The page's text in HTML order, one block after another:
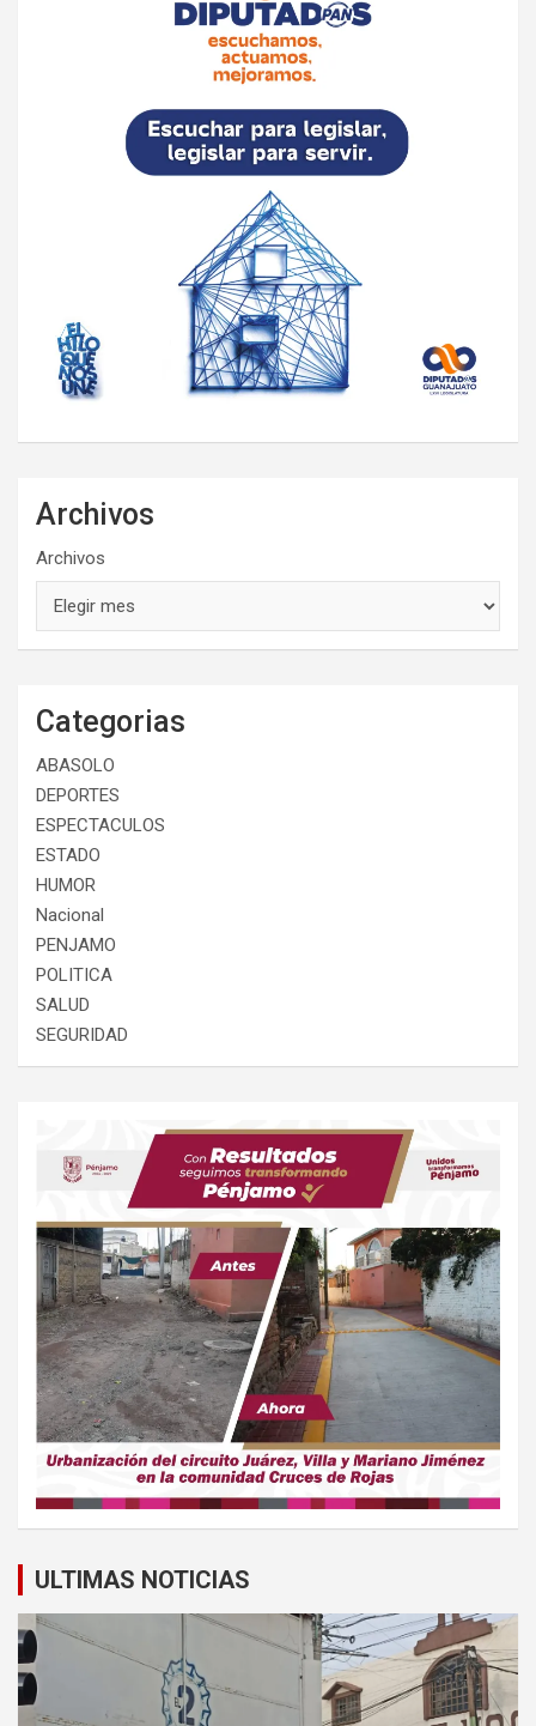
Archivos
Archivos
Categorias
ABASOLO
DEPORTES
ESPECTACULOS
ESTADO
HUMOR
Nacional
PENJAMO
POLITICA
SALUD
SEGURIDAD
ULTIMAS NOTICIAS